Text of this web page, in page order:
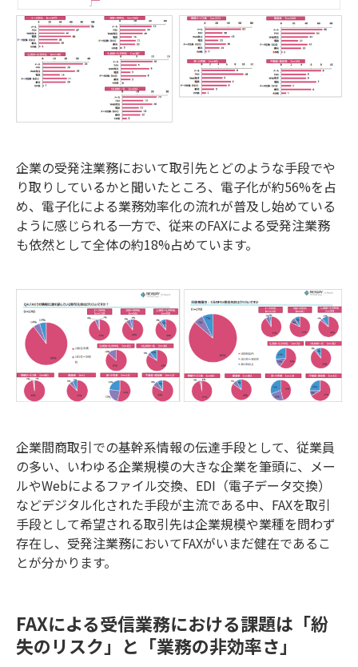
企業の受発注業務において取引先とどのような手段でや
り取りしているかと聞いたところ、電子化が約56%を占
め、電子化による業務効率化の流れが普及し始めている
ように感じられる一方で、従来のFAXによる受発注業務
も依然として全体の約18%占めています。
企業間商取引での基幹系情報の伝達手段として、従業員
の多い、いわゆる企業規模の大きな企業を筆頭に、メー
ルやWebによるファイル交換、EDI（電子データ交換）
などデジタル化された手段が主流である中、FAXを取引
手段として希望される取引先は企業規模や業種を問わず
存在し、受発注業務においてFAXがいまだ健在であるこ
とが分かります。
FAXによる受信業務における課題は「紛
失のリスク」と「業務の非効率さ」